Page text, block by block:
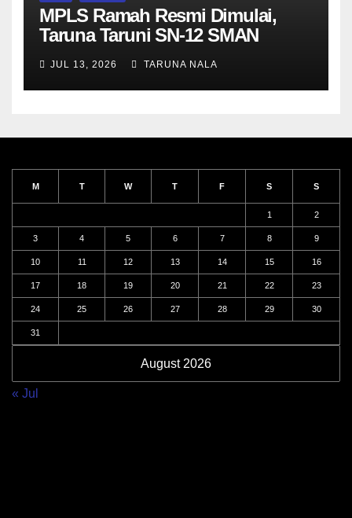
MPLS Ramah Resmi Dimulai,
Taruna Taruni SN-12 SMAN
Menjalani Tahun Ajaran Baru
JUL 13, 2026 TARUNA NALA
August 2026
M T W T F S S
1 2
3 4 5 6 7 8 9
10 11 12 13 14 15 16
17 18 19 20 21 22 23
24 25 26 27 28 29 30
31
« Jul